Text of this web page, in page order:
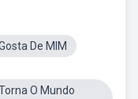
De MIM
O Mundo